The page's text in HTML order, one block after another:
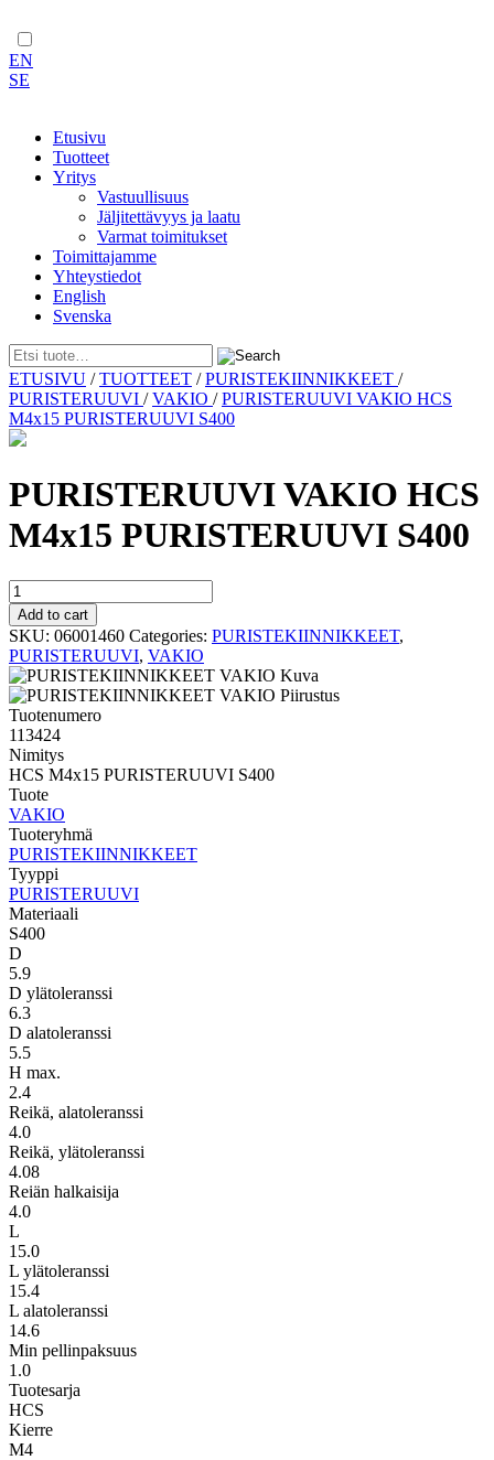
EN
SE
Etusivu
Tuotteet
Yritys
Vastuullisuus
Jäljitettävyys ja laatu
Varmat toimitukset
Toimittajamme
Yhteystiedot
English
Svenska
Skip
to
content
ETUSIVU /TUOTTEET /PURISTEKIINNIKKEET /
PURISTERUUVI /VAKIO /PURISTERUUVI VAKIO HCS
M4x15 PURISTERUUVI S400
PURISTERUUVI VAKIO HCS
M4x15 PURISTERUUVI S400
PURISTERUUVI
VAKIO
HCS
M4x15
PURISTERUUVI
S400
quantity
Add to cart
SKU: 06001460 Categories: PURISTEKIINNIKKEET,
PURISTERUUVI, VAKIO
Tuotenumero
113424
Nimitys
HCS M4x15 PURISTERUUVI S400
Tuote
VAKIO
Tuoteryhmä
PURISTEKIINNIKKEET
Tyyppi
PURISTERUUVI
Materiaali
S400
D
5.9
D ylätoleranssi
6.3
D alatoleranssi
5.5
H max.
2.4
Reikä, alatoleranssi
4.0
Reikä, ylätoleranssi
4.08
Reiän halkaisija
4.0
L
15.0
L ylätoleranssi
15.4
L alatoleranssi
14.6
Min pellinpaksuus
1.0
Tuotesarja
HCS
Kierre
M4